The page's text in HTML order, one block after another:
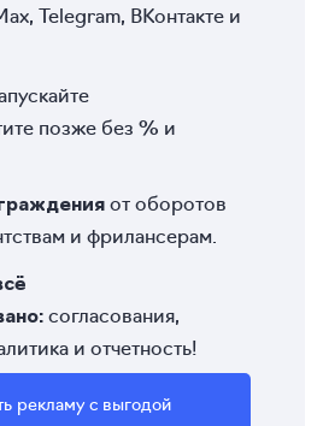
Telegram, ВКонтакте и
позже без % и
от оборотов
и фрилансерам.
согласования,
и отчетность!
рекламу с выгодой